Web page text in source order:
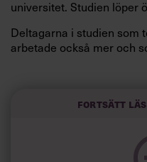
universitet. Studien löper
Deltagarna i studien som
arbetade också mer och
Forskarna tror sig
försök att förändra
Fortsätt